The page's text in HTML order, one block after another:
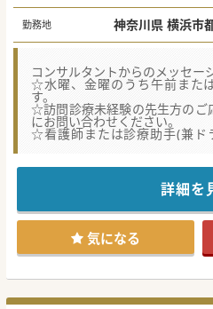
勤務地 神奈川県 横
コンサルタントからのメッセー
☆水曜、金曜のうち午前また
す。
☆訪問診療未経験の先生方のご
にお問い合わせください。
☆看護師または診療助手(兼ド
す。
通勤アクセス抜群です。
詳細を
気になる